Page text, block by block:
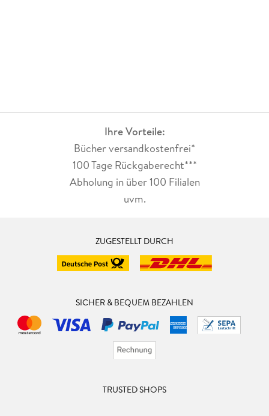
Ihre Vorteile:
Bücher versandkostenfrei*
100 Tage Rückgaberecht***
Abholung in über 100 Filialen
uvm.
ZUGESTELLT DURCH
SICHER & BEQUEM BEZAHLEN
TRUSTED SHOPS